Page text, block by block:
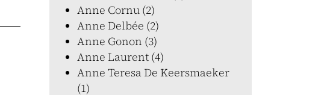
Anne Cornu (2)
Anne Delbée (2)
Anne Gonon (3)
Anne Laurent (4)
Anne Teresa De Keersmaeker
(1)